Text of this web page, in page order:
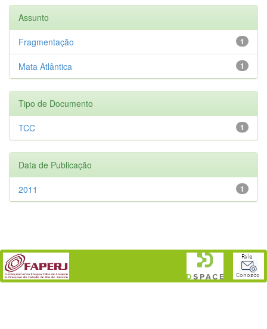
Assunto
1
Fragmentação
1
Mata Atlântica
Tipo de Documento
1
TCC
Data de Publicação
1
2011